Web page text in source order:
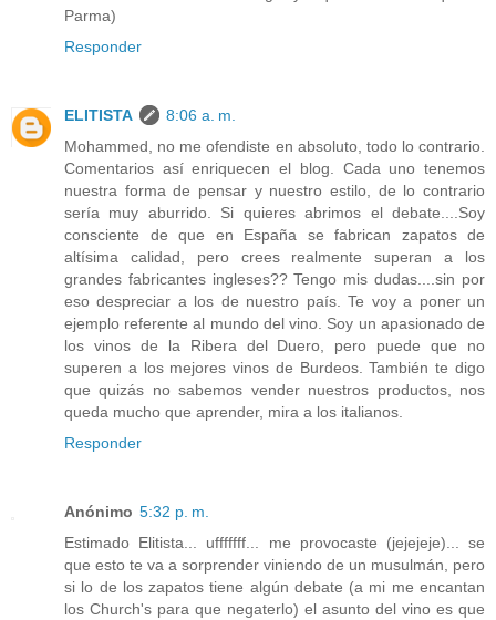
Parma)
Responder
ELITISTA
8:06 a. m.
Mohammed, no me ofendiste en absoluto, todo lo contrario.
Comentarios así enriquecen el blog. Cada uno tenemos
nuestra forma de pensar y nuestro estilo, de lo contrario
sería muy aburrido. Si quieres abrimos el debate....Soy
consciente de que en España se fabrican zapatos de
altísima calidad, pero crees realmente superan a los
grandes fabricantes ingleses?? Tengo mis dudas....sin por
eso despreciar a los de nuestro país. Te voy a poner un
ejemplo referente al mundo del vino. Soy un apasionado de
los vinos de la Ribera del Duero, pero puede que no
superen a los mejores vinos de Burdeos. También te digo
que quizás no sabemos vender nuestros productos, nos
queda mucho que aprender, mira a los italianos.
Responder
Anónimo 5:32 p. m.
Estimado Elitista... ufffffff... me provocaste (jejejeje)... se
que esto te va a sorprender viniendo de un musulmán, pero
si lo de los zapatos tiene algún debate (a mi me encantan
los Church's para que negaterlo) el asunto del vino es que